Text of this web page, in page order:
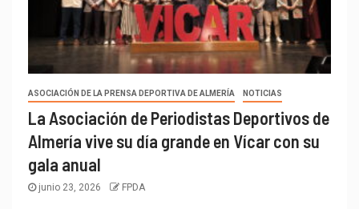
ASOCIACIÓN DE LA PRENSA DEPORTIVA DE ALMERÍA NOTICIAS
La Asociación de Periodistas Deportivos de
Almería vive su día grande en Vícar con su
gala anual
junio 23, 2026 FPDA